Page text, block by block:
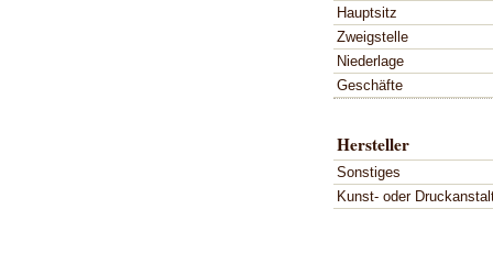
Hauptsitz
Zweigstelle
Niederlage
Geschäfte
Hersteller
Sonstiges
Kunst- oder